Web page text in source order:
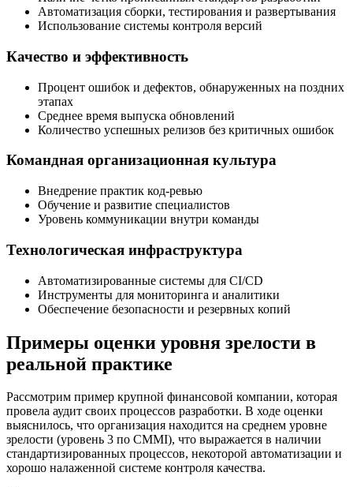
Автоматизация сборки, тестирования и развертывания
Использование системы контроля версий
Качество и эффективность
Процент ошибок и дефектов, обнаруженных на поздних
этапах
Среднее время выпуска обновлений
Количество успешных релизов без критичных ошибок
Командная организационная культура
Внедрение практик код-ревью
Обучение и развитие специалистов
Уровень коммуникации внутри команды
Технологическая инфраструктура
Автоматизированные системы для CI/CD
Инструменты для мониторинга и аналитики
Обеспечение безопасности и резервных копий
Примеры оценки уровня зрелости в
реальной практике
Рассмотрим пример крупной финансовой компании, которая
провела аудит своих процессов разработки. В ходе оценки
выяснилось, что организация находится на среднем уровне
зрелости (уровень 3 по CMMI), что выражается в наличии
стандартизированных процессов, некоторой автоматизации и
хорошо налаженной системе контроля качества.